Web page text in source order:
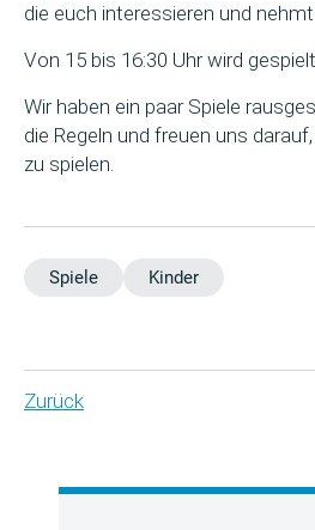
die euch interessieren und
Von 15 bis 16:30 Uhr wird
Wir haben ein paar Spiele
die Regeln und freuen uns
zu spielen.
Spiele Kinder
Zurück